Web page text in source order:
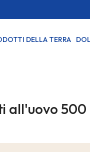
DELLA TERRA
all'uovo 500